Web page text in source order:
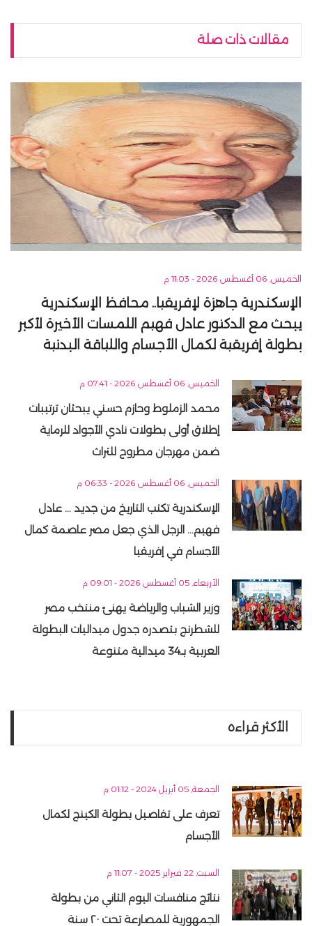
مقالات ذات صلة
الخميس, 06 أغسطس 2026 - 11:03 م
الإسكندرية جاهزة لإفريقيا.. محافظ الإسكندرية
يبحث مع الدكتور عادل فهيم اللمسات الأخيرة لأكبر
بطولة إفريقية لكمال الأجسام واللياقة البدنية
الخميس, 06 أغسطس 2026 - 07:41 م
محمد الزملوط وحازم حسني يبحثان ترتيبات
إطلاق أولى بطولات نادي الأجواد للرماية
ضمن مهرجان مطروح للتراث
الخميس, 06 أغسطس 2026 - 06:33 م
الإسكندرية تكتب التاريخ من جديد ... عادل
فهيم... الرجل الذي جعل مصر عاصمة كمال
الأجسام في إفريقيا
الأربعاء, 05 أغسطس 2026 - 09:01 م
وزير الشباب والرياضة يهنئ منتخب مصر
للشطرنج بتصدره جدول ميداليات البطولة
العربية بـ34 ميدالية متنوعة
الأكثر قراءه
الجمعة, 05 أبريل 2024 - 01:12 م
تعرف على تفاصيل بطولة الكينج لكمال
الأجسام
السبت, 22 فبراير 2025 - 11:07 م
نتائج منافسات اليوم الثاني من بطولة
الجمهورية للمصارعة تحت ٢٠ سنة